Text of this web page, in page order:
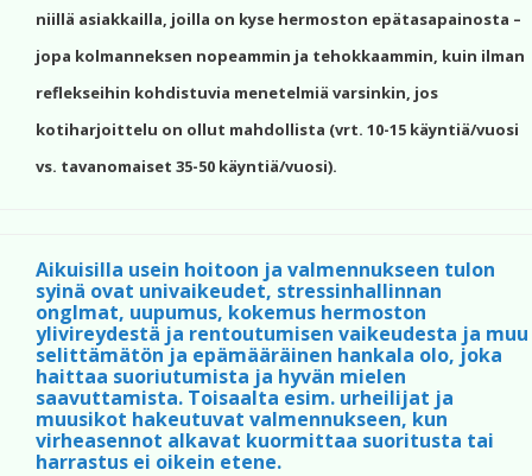
niillä asiakkailla, joilla on kyse hermoston epätasapainosta –
jopa kolmanneksen nopeammin ja tehokkaammin, kuin ilman
reflekseihin kohdistuvia menetelmiä varsinkin, jos
kotiharjoittelu on ollut mahdollista (vrt. 10-15 käyntiä/vuosi
vs. tavanomaiset 35-50 käyntiä/vuosi).
Aikuisilla usein hoitoon ja valmennukseen tulon
syinä ovat univaikeudet, stressinhallinnan
onglmat, uupumus, kokemus hermoston
ylivireydestä ja rentoutumisen vaikeudesta ja muu
selittämätön ja epämääräinen hankala olo, joka
haittaa suoriutumista ja hyvän mielen
saavuttamista. Toisaalta esim. urheilijat ja
muusikot hakeutuvat valmennukseen, kun
virheasennot alkavat kuormittaa suoritusta tai
harrastus ei oikein etene.